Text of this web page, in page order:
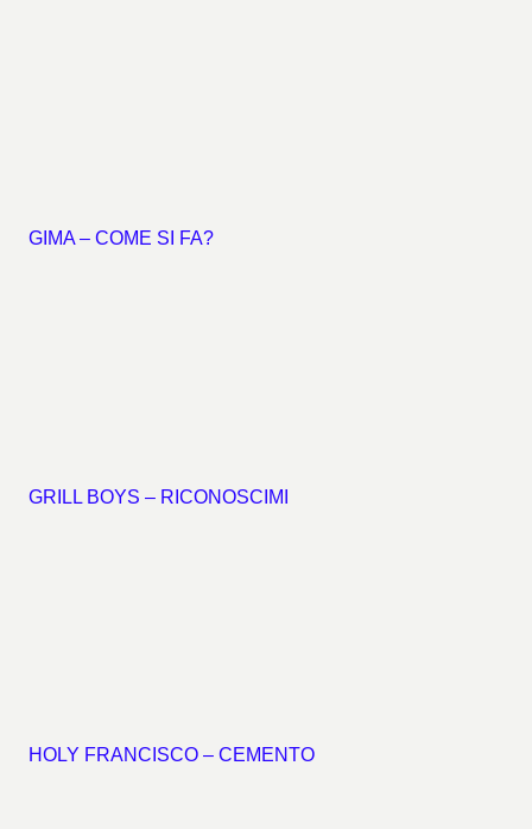
GIMA – COME SI FA?
GRILL BOYS – RICONOSCIMI
HOLY FRANCISCO – CEMENTO